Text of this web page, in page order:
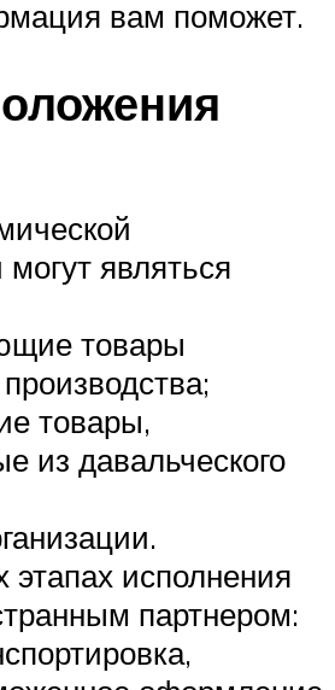
вам поможет.
являться
товары
товары,
из давальческого
исполнения
партнером: